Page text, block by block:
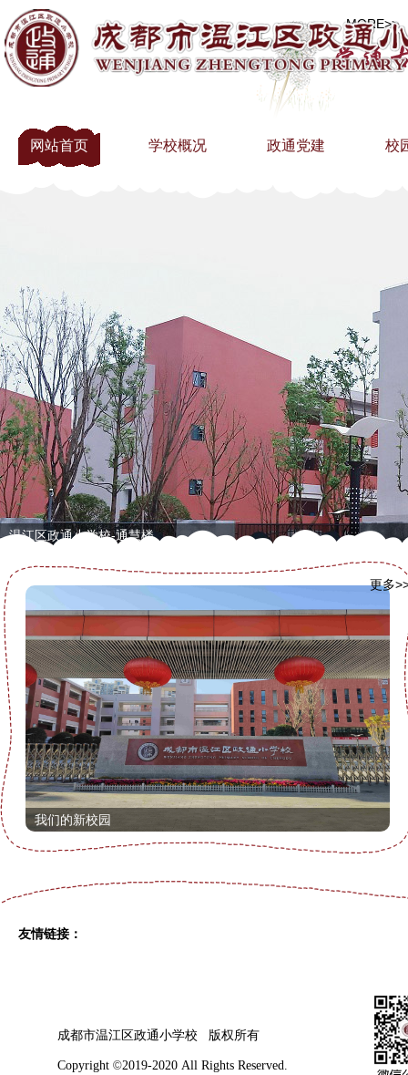
网站首页 学校概况 政通党建 校
温江区政通小学校-通慧楼
我们的新校园
更多
MORE>>
友情链接：
成都市温江区政通小学校 版权所有
Copyright ©2019-2020 All Rights Reserved.